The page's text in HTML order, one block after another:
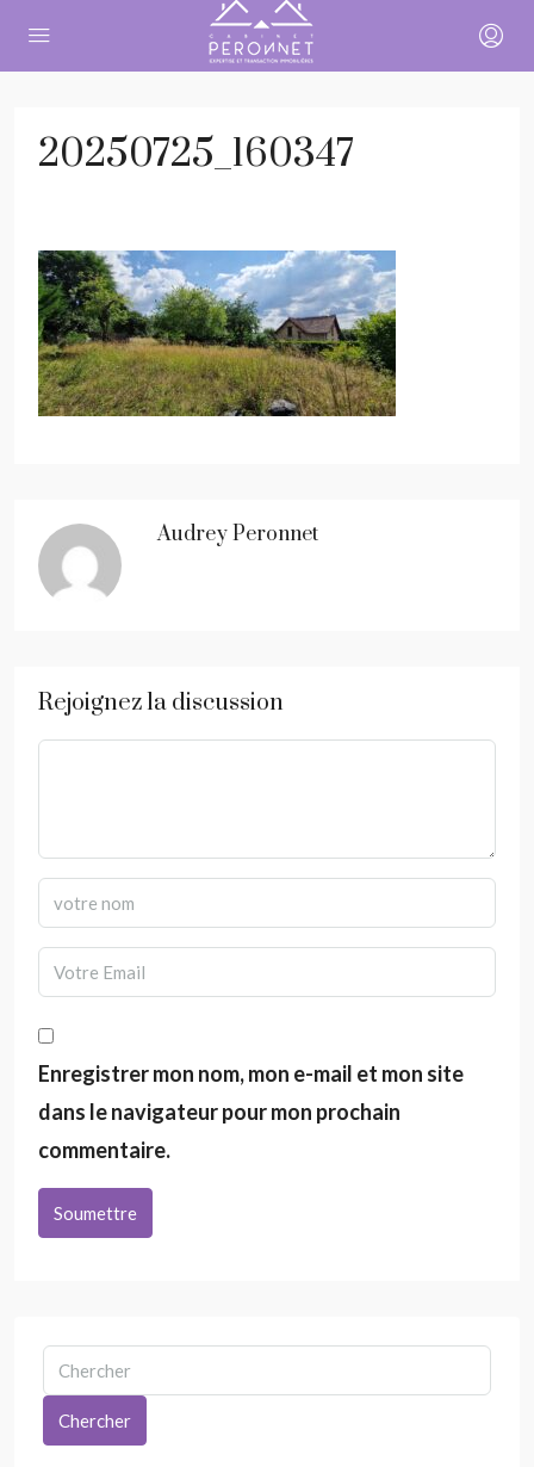
20250725_160347
Audrey Peronnet
Rejoignez la discussion
Enregistrer mon nom, mon e-mail et mon site
dans le navigateur pour mon prochain
commentaire.
Soumettre
Chercher